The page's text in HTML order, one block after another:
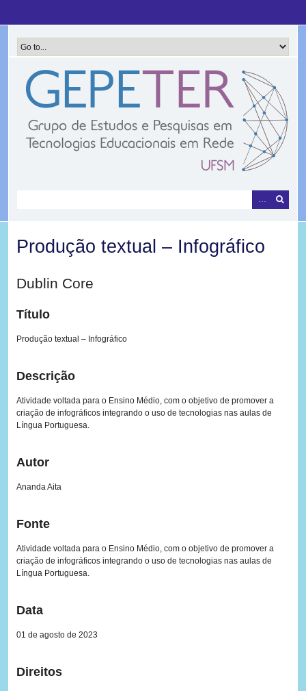
conteúdo
principal
Produção textual – Infográfico
Dublin Core
Título
Produção textual – Infográfico
Descrição
Atividade voltada para o Ensino Médio, com o objetivo de promover a
criação de infográficos integrando o uso de tecnologias nas aulas de
Língua Portuguesa.
Autor
Ananda Aita
Fonte
Atividade voltada para o Ensino Médio, com o objetivo de promover a
criação de infográficos integrando o uso de tecnologias nas aulas de
Língua Portuguesa.
Data
01 de agosto de 2023
Direitos